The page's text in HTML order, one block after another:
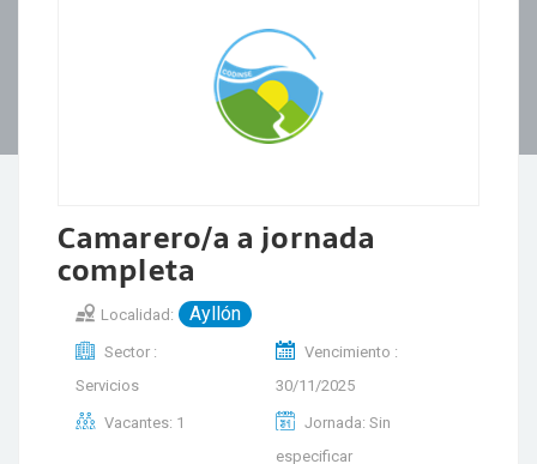
Camarero/a a jornada
completa
Localidad: Ayllón
Sector :
Servicios
Vencimiento :
30/11/2025
Vacantes: 1
Jornada: Sin
especificar